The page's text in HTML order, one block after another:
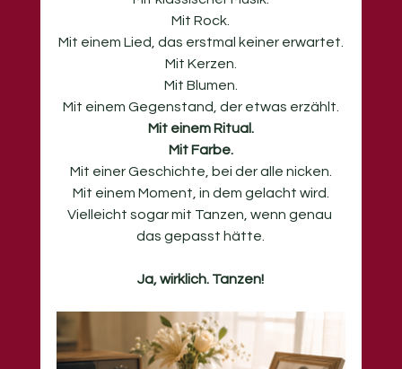
Mit Rock.
Mit einem Lied, das erstmal keiner erwartet.
Mit Kerzen.
Mit Blumen.
Mit einem Gegenstand, der etwas erzählt.
Mit einem Ritual.
Mit Farbe.
Mit einer Geschichte, bei der alle nicken.
Mit einem Moment, in dem gelacht wird.
Vielleicht sogar mit Tanzen, wenn genau
das gepasst hätte.
Ja, wirklich. Tanzen!